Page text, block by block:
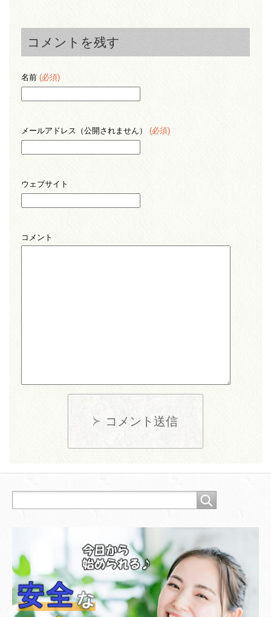
コメントを残す
名前 (必須)
メールアドレス（公開されません） (必須)
ウェブサイト
コメント
コメント送信